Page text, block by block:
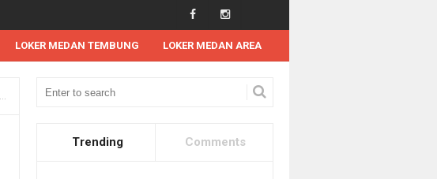
LOKER MEDAN TEMBUNG LOKER MEDAN AREA
Lowongan Kerja Tahun 2025
Trending Comments